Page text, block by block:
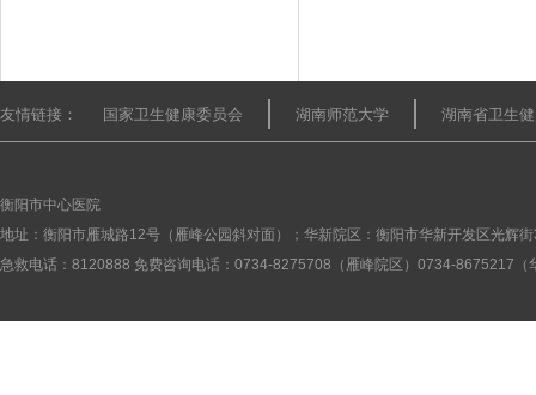
友情链接： 国家卫生健康委员会 湖南师范大学 湖南省卫生
衡阳市中心医院
地址：衡阳市雁城路12号（雁峰公园斜对面）；华新院区：衡阳市华新开发区光辉
急救电话：8120888 免费咨询电话：0734-8275708（雁峰院区）0734-8675217（